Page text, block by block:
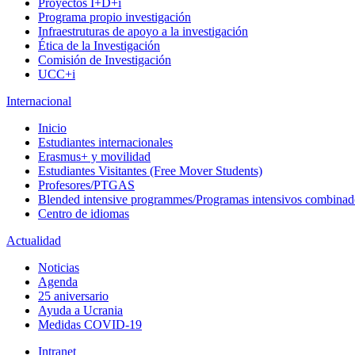
Proyectos I+D+i
Programa propio investigación
Infraestruturas de apoyo a la investigación
Ética de la Investigación
Comisión de Investigación
UCC+i
Internacional
Inicio
Estudiantes internacionales
Erasmus+ y movilidad
Estudiantes Visitantes (Free Mover Students)
Profesores/PTGAS
Blended intensive programmes/Programas intensivos
Centro de idiomas
Actualidad
Noticias
Agenda
25 aniversario
Ayuda a Ucrania
Medidas COVID-19
Intranet